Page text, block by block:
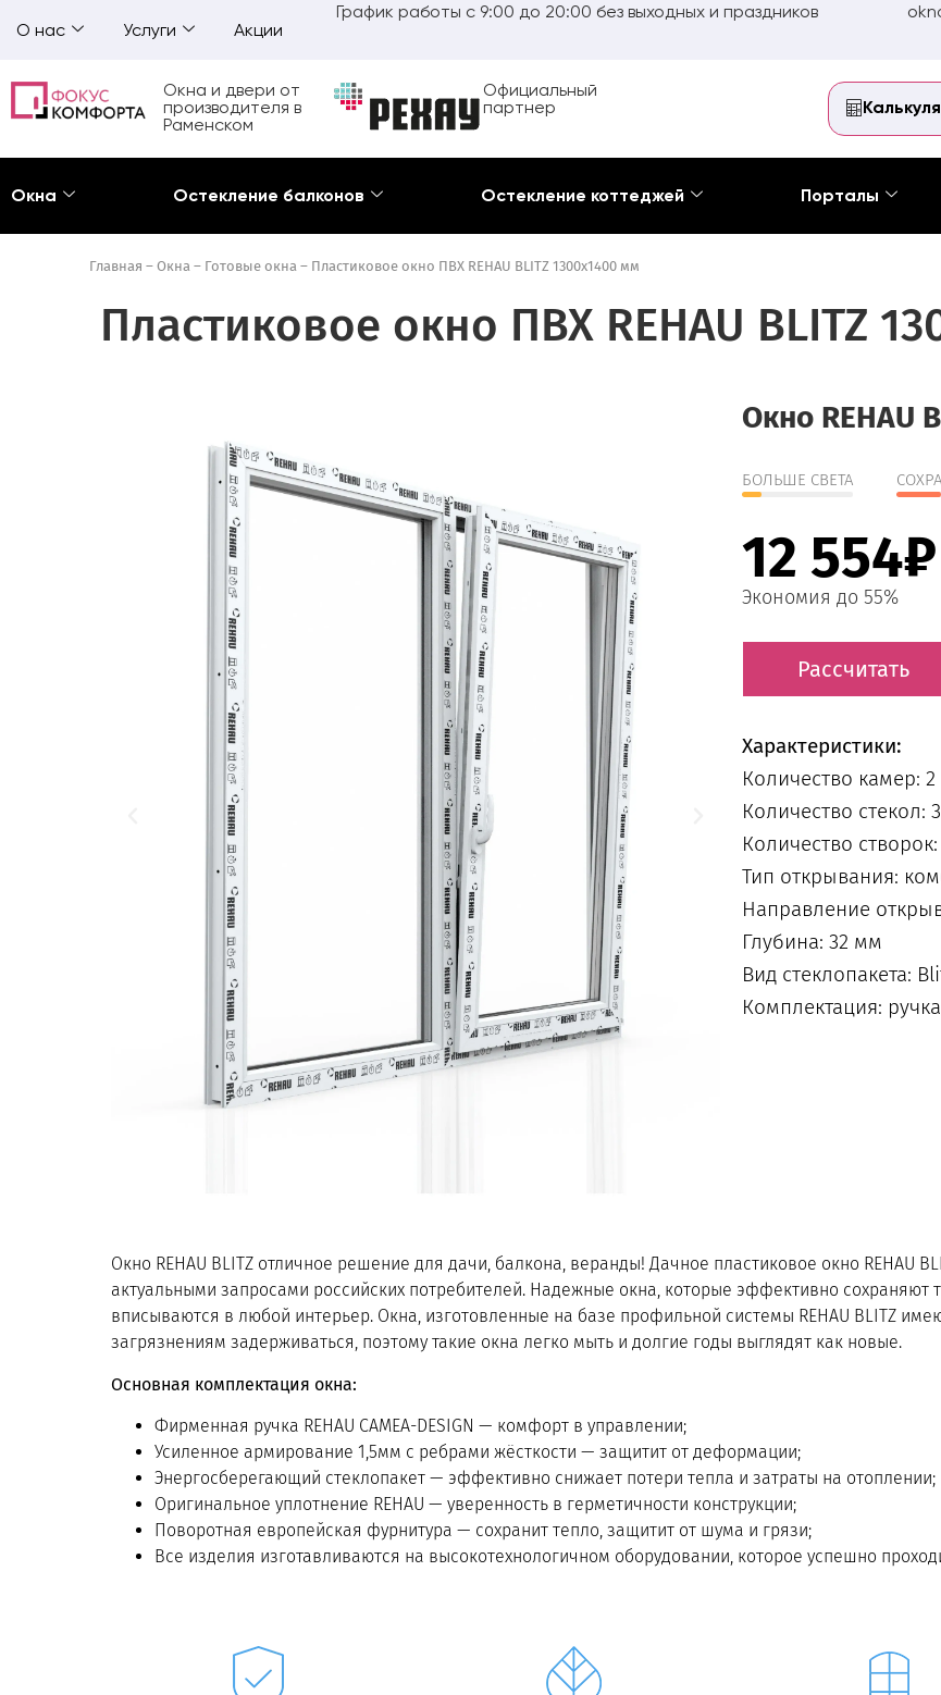
О нас Услуги Акции
График работы с 9:00 до 20:00 без выходных и праздников
Окна и двери от
производителя в
Раменском
Официальный
партнер
Окна Остекление балконов Остекление коттеджей Порталы
Главная – Окна – Готовые окна – Пластиковое окно ПВХ REHAU BLITZ 1300х1400 мм
Пластиковое окно ПВХ REHAU BLITZ
Окно REHAU
БОЛЬШЕ СВЕТА
12 554₽
Экономия до 55%
Рассчитать
Характеристики:
Количество камер: 2
Количество стекол: 3
Количество створок:
Тип открывания:
Направление
Глубина: 32 мм
Вид стеклопакета:
Комплектация: ручка
Окно REHAU BLITZ отличное решение для дачи, балкона, веранды! Дачное пластиковое окно REHAU
актуальными запросами российских потребителей. Надежные окна, которые эффективно
вписываются в любой интерьер. Окна, изготовленные на базе профильной системы REHAU BLITZ
загрязнениям задерживаться, поэтому такие окна легко мыть и долгие годы выглядят как новые.
Основная комплектация окна:
Фирменная ручка REHAU CAMEA-DESIGN — комфорт в управлении;
Усиленное армирование 1,5мм c ребрами жёсткости — защитит от деформации;
Энергосберегающий стеклопакет — эффективно снижает потери тепла и затраты на отоплении;
Оригинальное уплотнение REHAU — уверенность в герметичности конструкции;
Поворотная европейская фурнитура — сохранит тепло, защитит от шума и грязи;
Все изделия изготавливаются на высокотехнологичном оборудовании, которое успешно